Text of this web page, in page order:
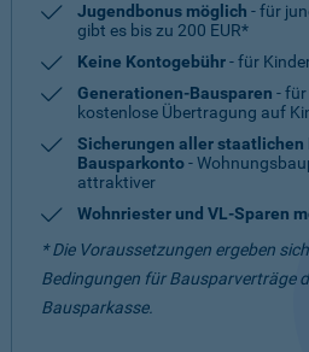
Jugendbonus möglich - für
gibt es bis zu 200 EUR*
Keine Kontogebühr- für
Generationen-Bausparen -
kostenlose Übertragung auf
Sicherungen aller staatlichen
Bausparkonto-
attraktiver
Wohnriester und VL-Sparen
* Die Voraussetzungen ergeben
Bedingungen für Bausparverträge
Bausparkasse.